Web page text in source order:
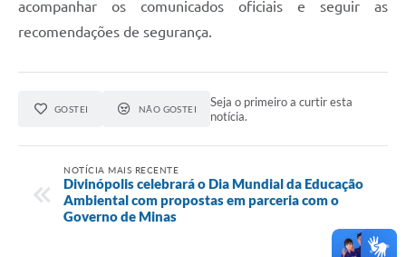
acompanhar os comunicados oficiais e seguir as
recomendações de segurança.
GOSTEI NÃO GOSTEI
Seja o primeiro a curtir esta
notícia.
NOTÍCIA MAIS RECENTE
Divinópolis celebrará o Dia Mundial da Educação
Ambiental com propostas em parceria com o
Governo de Minas